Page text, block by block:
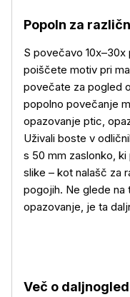
Popoln za
S povečavo
poiščete motiv pri
povečate za pogled
popolno povečanje
opazovanje ptic,
Uživali boste v
s 50 mm zaslonko,
slike – kot nalašč za
pogojih. Ne glede
opazovanje, je ta
Več o